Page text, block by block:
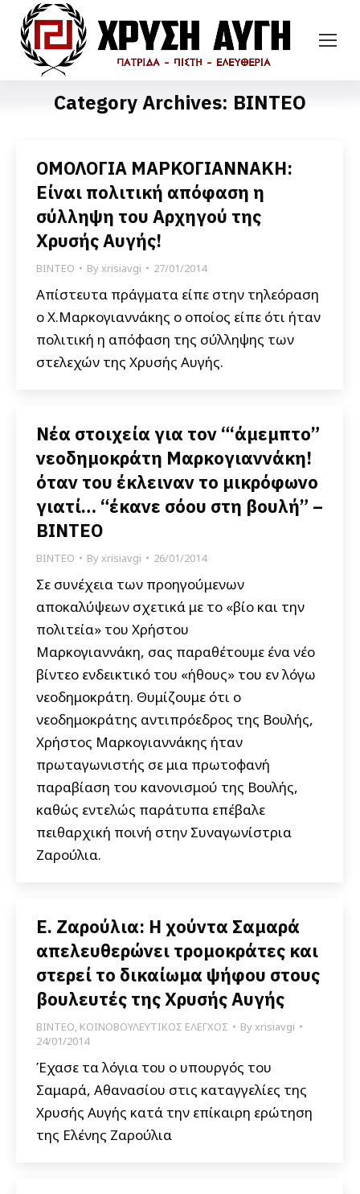
Category Archives: ΒΙΝΤΕΟ
ΟΜΟΛΟΓΙΑ ΜΑΡΚΟΓΙΑΝΝΑΚΗ:
Είναι πολιτική απόφαση η
σύλληψη του Αρχηγού της
Χρυσής Αυγής!
ΒΙΝΤΕΟ Byxrisiavgi 27/01/2014
Απίστευτα πράγματα είπε στην τηλεόραση
ο Χ.Μαρκογιαννάκης ο οποίος είπε ότι ήταν
πολιτική η απόφαση της σύλληψης των
στελεχών της Χρυσής Αυγής.
Νέα στοιχεία για τον “‘άμεμπτο”
νεοδημοκράτη Μαρκογιαννάκη!
όταν του έκλειναν το μικρόφωνο
γιατί… “έκανε σόου στη βουλή” –
BINTEO
ΒΙΝΤΕΟ Byxrisiavgi 26/01/2014
Σε συνέχεια των προηγούμενων
αποκαλύψεων σχετικά με το «βίο και την
πολιτεία» του Χρήστου
Μαρκογιαννάκη, σας παραθέτουμε ένα νέο
βίντεο ενδεικτικό του «ήθους» του εν λόγω
νεοδημοκράτη. Θυμίζουμε ότι ο
νεοδημοκράτης αντιπρόεδρος της Βουλής,
Χρήστος Μαρκογιαννάκης ήταν
πρωταγωνιστής σε μια πρωτοφανή
παραβίαση του κανονισμού της Βουλής,
καθώς εντελώς παράτυπα επέβαλε
πειθαρχική ποινή στην Συναγωνίστρια
Ζαρούλια.
Ε. Ζαρούλια: Η χούντα Σαμαρά
απελευθερώνει τρομοκράτες και
στερεί το δικαίωμα ψήφου στους
βουλευτές της Χρυσής Αυγής
ΒΙΝΤΕΟ, ΚΟΙΝΟΒΟΥΛΕΥΤΙΚΟΣ ΕΛΕΓΧΟΣ Byxrisiavgi
24/01/2014
Έχασε τα λόγια του ο υπουργός του
Σαμαρά, Αθανασίου στις καταγγελίες της
Χρυσής Αυγής κατά την επίκαιρη ερώτηση
της Ελένης Ζαρούλια